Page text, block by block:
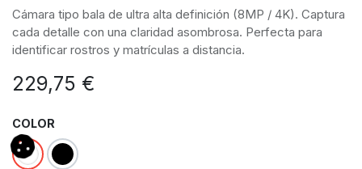
Cámara tipo bala de ultra alta definición (8MP / 4K). Captura
cada detalle con una claridad asombrosa. Perfecta para
identificar rostros y matrículas a distancia.
229,75 €
COLOR